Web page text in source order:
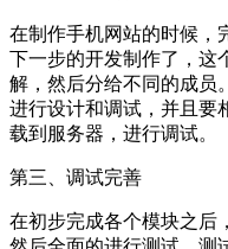
在制作手机网站的时候，
下一步的开发制作了，这
解，然后分给不同的成员
进行设计和调试，并且要
载到服务器，进行调试。
第三、调试完善
在初步完成各个模块之后